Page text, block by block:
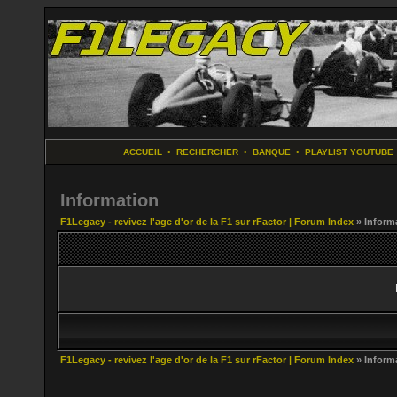
ACCUEIL • RECHERCHER• BANQUE • PLAYLIST YOUTUBE
Information
F1Legacy - revivez l'age d'or de la F1 sur rFactor | Forum Index »
F1Legacy - revivez l'age d'or de la F1 sur rFactor | Forum Index »